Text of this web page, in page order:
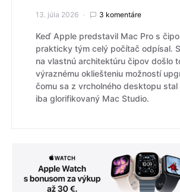
13. júla 2026 3 komentáre
Keď Apple predstavil Mac Pro s
prakticky tým celý počítač odpísal.
na vlastnú architektúru čipov došlo
výraznému okliešteniu možností
čomu sa z vrcholného desktopu
iba glorifikovaný Mac Studio.